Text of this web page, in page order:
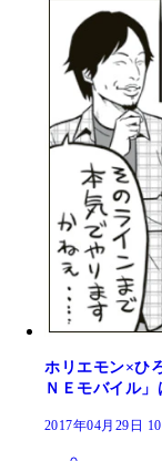
ホリエモン×ひ
ＮＥモバイル
2017年04月29日